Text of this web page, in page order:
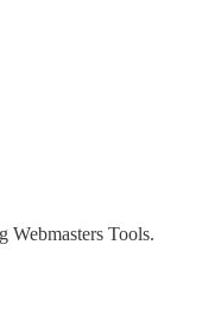
Webmasters Tools.